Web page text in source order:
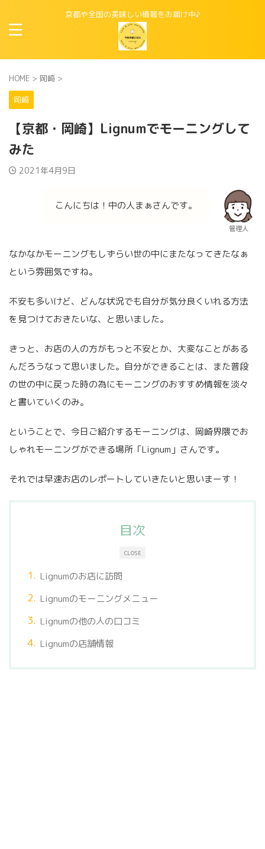
京都や全国の美味しい情報をお届け中♪
HOME > 岡崎 >
岡崎
【京都・岡崎】Lignumでモーニングして
みた
2021年4月9日
こんにちは！中の人まぁさんです。
管理人
なかなかモーニングもしずらい世の中にまたなってきたなぁ
という雰囲気ですね。
不安も多いけど、どんな状況でも自分が気分良くいれる方法
を見つけておきたいな、と思いました。
きっと、お店の人の方がもっと不安とか、大変なことがある
んだろうなって思いました。自分ができることは、また普段
の世の中に戻った時の為にモーニングのおすすめ情報を淡々
と書いていくのみ。
ということで、今日ご紹介するモーニングは、岡崎界隈でお
しゃれモーニングができる場所「Lignum」さんです。
それでは早速お店のレポートしていきたいと思いまーす！
CLOSE
目次
Lignumのお店に訪問
Lignumのモーニングメニュー
Lignumの他の人の口コミ
Lignumの店舗情報